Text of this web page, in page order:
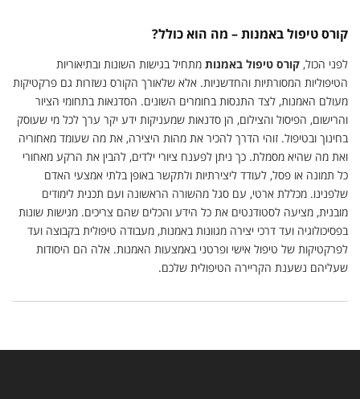
קורס טיפול באמנות – מה הוא כולל?
לפני הכול, קורס טיפול באמנות מתחיל בגישות השונות ובתיאוריות
הטיפוליות המסורתיות והחדשניות. אלא שלאורך הקורס נשזרות גם פרקטיקות
מעולם האמנות, לצד התנסות בחומרים השונים. הסדנאות בתחומי הציור
והרישום, הפיסול והצילום, הן סדנאות שמעניקות ידע יקר ערך לכל מי שעוסק
בחינוך ובטיפול. זוהי הדרך להכיר את מהות היצירה, את מה שעומד מאחוריה
ואת מה שהיא מסמלת. כך ניתן לפענח ציורי ילדים, להבין את הרקע מאחורי
כל תמונה או פסל, לעודד ליצירתיות ולתקשר באופן בלתי אמצעי האדם
שלפנינו. מכללת ארטי, עם סגל מהשורה הראשונה ועם תכנית לימודים
מובנית, מציעה לסטודנטים את כל הידע והכלים שהם צריכים. מגישות שונות
בפסיכולוגיה ועד דרכי יצירה מגוונות באמנות, מעבודה טיפולית בקבוצה ועד
לפרקטיקות של טיפול אישי ופרטני באמצעות האמנות. אלה הם היסודות
שעליהם נשענת הקריירה הטיפולית שלכם.